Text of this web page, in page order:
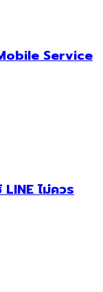
Service
ไม่ควร